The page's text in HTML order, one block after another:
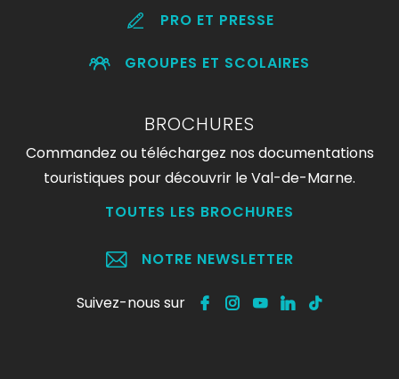
PRO ET PRESSE
GROUPES ET SCOLAIRES
BROCHURES
Commandez ou téléchargez nos documentations
touristiques pour découvrir le Val-de-Marne.
TOUTES LES BROCHURES
NOTRE NEWSLETTER
Suivez-nous sur